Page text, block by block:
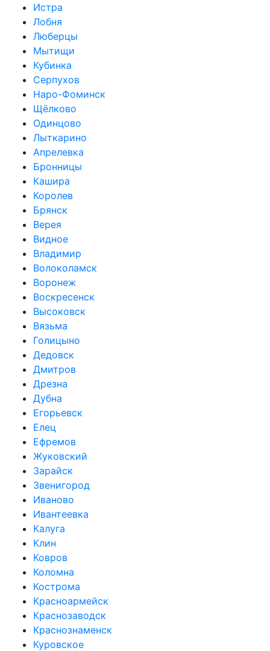
Истра
Лобня
Люберцы
Мытищи
Кубинка
Серпухов
Наро-Фоминск
Щёлково
Одинцово
Лыткарино
Апрелевка
Бронницы
Кашира
Королев
Брянск
Верея
Видное
Владимир
Волоколамск
Воронеж
Воскресенск
Высоковск
Вязьма
Голицыно
Дедовск
Дмитров
Дрезна
Дубна
Егорьевск
Елец
Ефремов
Жуковский
Зарайск
Звенигород
Иваново
Ивантеевка
Калуга
Клин
Ковров
Коломна
Кострома
Красноармейск
Краснозаводск
Краснознаменск
Куровское